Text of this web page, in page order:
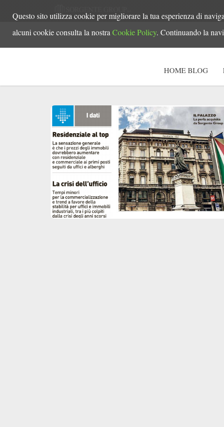
HOME BLOG
Questo sito utilizza cookie per migliorare la tua esperienza di
alcuni cookie consulta la nostra Cookie Policy. Continuando la